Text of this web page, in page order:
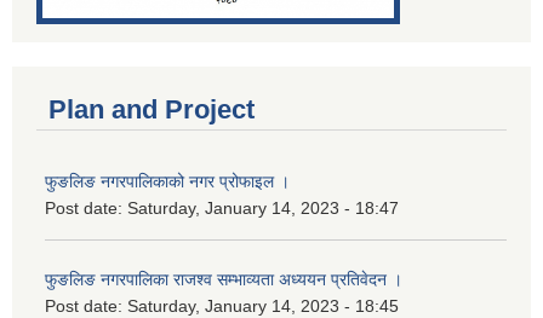
Plan and Project
फुङलिङ नगरपालिकाको नगर प्रोफाइल ।
Post date: Saturday, January 14, 2023 - 18:47
फुङलिङ नगरपालिका राजश्व सम्भाव्यता अध्ययन प्रतिवेदन ।
Post date: Saturday, January 14, 2023 - 18:45